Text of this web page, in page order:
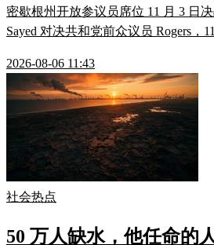
密歇根州开放参议员席位 11 月 3 日
Sayed 对决共和党前众议员 Rogers，
2026-08-06 11:43
社会热点
50 万人缺水，他任命的